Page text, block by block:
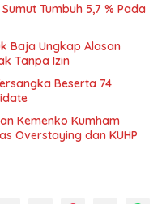
Tumbuh 5,7 % Pada
Baja Ungkap Alasan
Tanpa Izin
Beserta 74
Kemenko Kumham
Overstaying dan KUHP